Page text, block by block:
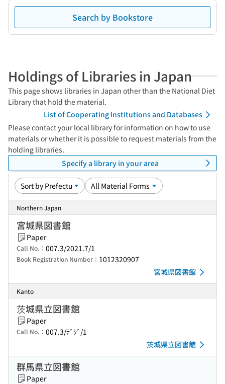
Search by Bookstore
Holdings of Libraries in Japan
This page shows libraries in Japan other than the National Diet
Library that hold the material.
List of Cooperating Institutions and Databases
Please contact your local library for information on how to use
materials or whether it is possible to request materials from the
holding libraries.
Specify a library in your area
Northern Japan
宮城県図書館
Paper
Call No.： 007.3/2021.7/1
Book Registration Number： 1012320907
宮城県図書館
Kanto
茨城県立図書館
Paper
Call No.： 007.3/ﾃﾞｼﾞ/1
茨城県立図書館
群馬県立図書館
Paper